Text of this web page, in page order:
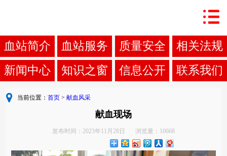
血站简介 血站服务 质量安全
相关法规
新闻中心
知识之窗 信息公开 联系我们
当前位置：首页 >献血风采
献血现场
发布时间：2023年11月28日 浏览量：10668